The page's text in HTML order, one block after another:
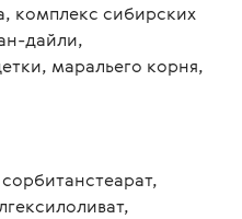
комплекс сибирских
дайли,
маральего корня,